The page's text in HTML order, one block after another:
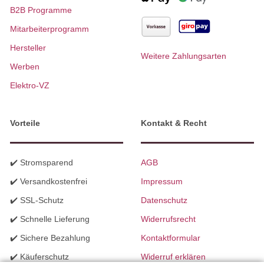
B2B Programme
Mitarbeiterprogramm
Hersteller
Werben
Elektro-VZ
Weitere Zahlungsarten
Vorteile
✔️ Stromsparend
✔️ Versandkostenfrei
✔️ SSL-Schutz
✔️ Schnelle Lieferung
✔️ Sichere Bezahlung
✔️ Käuferschutz
Kontakt & Recht
AGB
Impressum
Datenschutz
Widerrufsrecht
Kontaktformular
Widerruf erklären